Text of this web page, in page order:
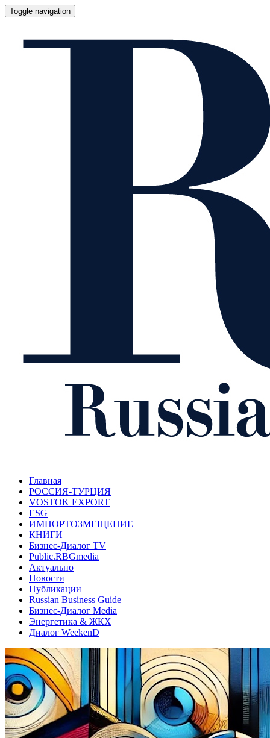
Toggle navigation
Главная
РОССИЯ-ТУРЦИЯ
VOSTOK EXPORT
ESG
ИМПОРТОЗМЕЩЕНИЕ
КНИГИ
Бизнес-Диалог TV
Public.RBGmedia
Актуально
Новости
Публикации
Russian Business Guide
Бизнес-Диалог Media
Энергетика & ЖКХ
Диалог WeekenD